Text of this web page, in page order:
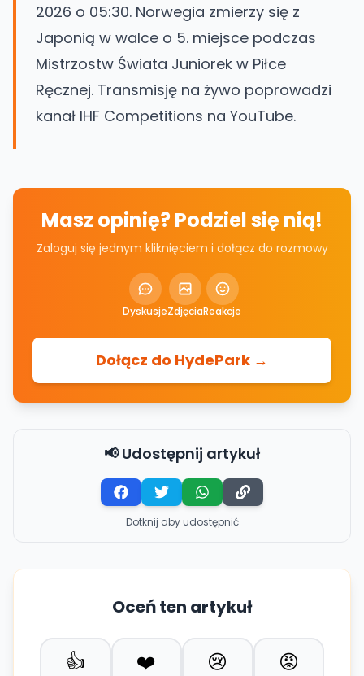
2026 o 05:30. Norwegia zmierzy się z
Japonią w walce o 5. miejsce podczas
Mistrzostw Świata Juniorek w Piłce
Ręcznej. Transmisję na żywo poprowadzi
kanał IHF Competitions na YouTube.
Masz opinię? Podziel się nią!
Zaloguj się jednym kliknięciem i dołącz do rozmowy
DyskusjeZdjęciaReakcje
Dołącz do HydePark →
📢 Udostępnij artykuł
Dotknij aby udostępnić
Oceń ten artykuł
👍 ❤️ 😢 😡